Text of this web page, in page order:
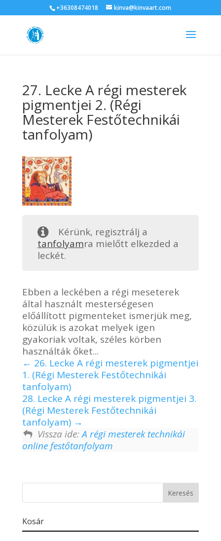
+36308474018 kinva@kinvaart.com
27. Lecke A régi mesterek
pigmentjei 2. (Régi
Mesterek Festőtechnikái
tanfolyam)
Kérünk, regisztrálj a
tanfolyamra mielőtt elkezded a
leckét.
Ebben a leckében a régi meseterek
által használt mesterségesen
előállított pigmenteket ismerjük meg,
közülük is azokat melyek igen
gyakoriak voltak, széles körben
használták őket...
26. Lecke A régi mesterek pigmentjei
1. (Régi Mesterek Festőtechnikái
tanfolyam)
28. Lecke A régi mesterek pigmentjei 3.
(Régi Mesterek Festőtechnikái
tanfolyam)
Vissza ide:A régi mesterek technikái
online festőtanfolyam
Kosár